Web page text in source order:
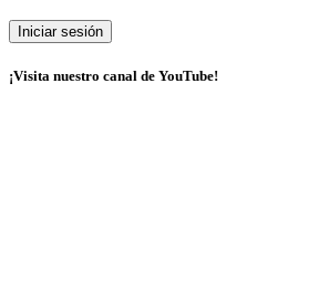
¡Visita nuestro canal de YouTube!